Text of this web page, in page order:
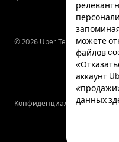
© 2026 Uber Technologies Inc.
Конфиденциальность
можете
файлов
аккаунт
данных